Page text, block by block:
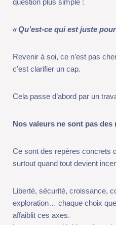
clarifier un cap.
Cela passe d’abord par un
surtout quand tout devient
Liberté, sécurité, croissance,
exploration… chaque choix que
Lorsque nous décidons à partir
éviter une douleur, un échec, le
l’inconfort d’une situation.